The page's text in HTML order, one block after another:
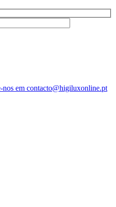
nos em contacto@higiluxonline.pt